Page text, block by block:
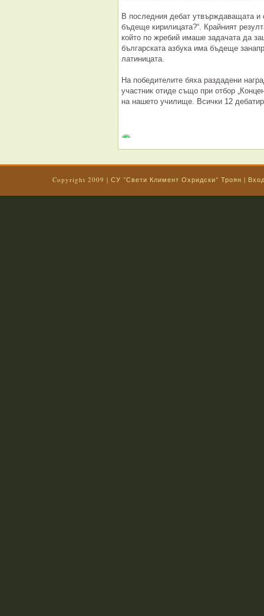
В последния дебат утвърждаващата и
бъдеще кирилицата?“. Крайният
който по жребий имаше задачата да
българската азбука има бъдеще
латиницата.
На победителите бяха раздадени
участник отиде също при отбор
на нашето училище. Всички 12
Copyright 2009 | СУ "Свети Климент Охридски" Троян |